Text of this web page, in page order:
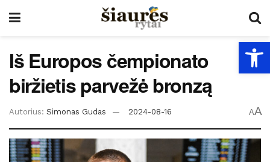
Iš Europos čempionato
biržietis parvežė bronzą
Autorius: Simonas Gudas 2024-08-16 AA